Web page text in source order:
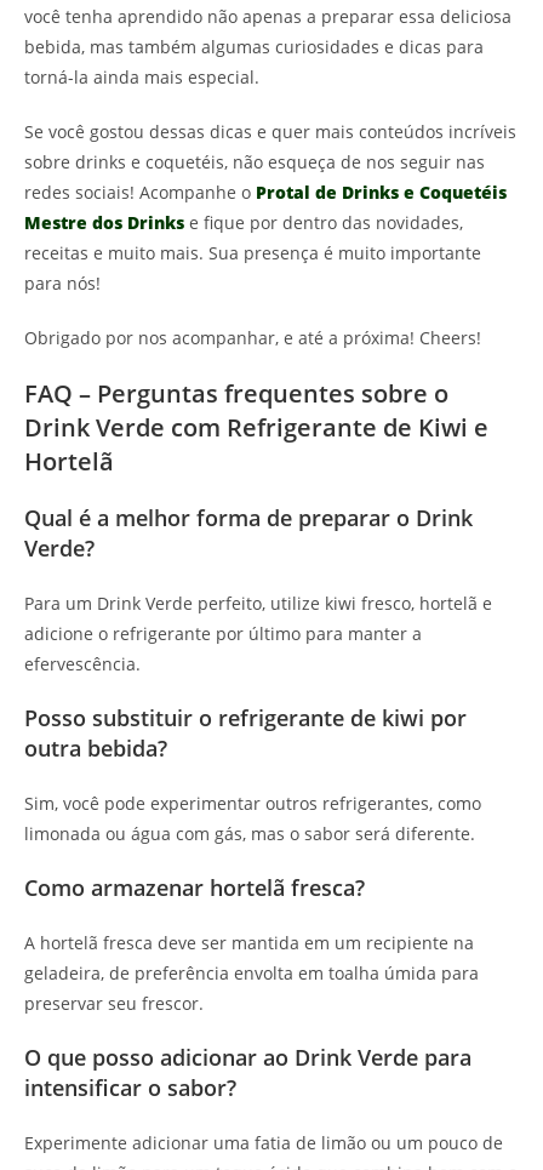
você tenha aprendido não apenas a preparar essa deliciosa
bebida, mas também algumas curiosidades e dicas para
torná-la ainda mais especial.
Se você gostou dessas dicas e quer mais conteúdos incríveis
sobre drinks e coquetéis, não esqueça de nos seguir nas
redes sociais! Acompanhe o Protal de Drinks e Coquetéis
Mestre dos Drinks e fique por dentro das novidades,
receitas e muito mais. Sua presença é muito importante
para nós!
Obrigado por nos acompanhar, e até a próxima! Cheers!
FAQ – Perguntas frequentes sobre o
Drink Verde com Refrigerante de Kiwi e
Hortelã
Qual é a melhor forma de preparar o Drink
Verde?
Para um Drink Verde perfeito, utilize kiwi fresco, hortelã e
adicione o refrigerante por último para manter a
efervescência.
Posso substituir o refrigerante de kiwi por
outra bebida?
Sim, você pode experimentar outros refrigerantes, como
limonada ou água com gás, mas o sabor será diferente.
Como armazenar hortelã fresca?
A hortelã fresca deve ser mantida em um recipiente na
geladeira, de preferência envolta em toalha úmida para
preservar seu frescor.
O que posso adicionar ao Drink Verde para
intensificar o sabor?
Experimente adicionar uma fatia de limão ou um pouco de